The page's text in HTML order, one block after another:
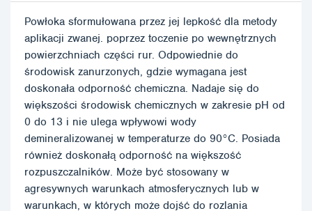
Powłoka sformułowana przez jej lepkość dla metody
aplikacji zwanej. poprzez toczenie po wewnętrznych
powierzchniach części rur. Odpowiednie do
środowisk zanurzonych, gdzie wymagana jest
doskonała odporność chemiczna. Nadaje się do
większości środowisk chemicznych w zakresie pH od
0 do 13 i nie ulega wpływowi wody
demineralizowanej w temperaturze do 90°C. Posiada
również doskonałą odporność na większość
rozpuszczalników. Może być stosowany w
agresywnych warunkach atmosferycznych lub w
warunkach, w których może dojść do rozlania